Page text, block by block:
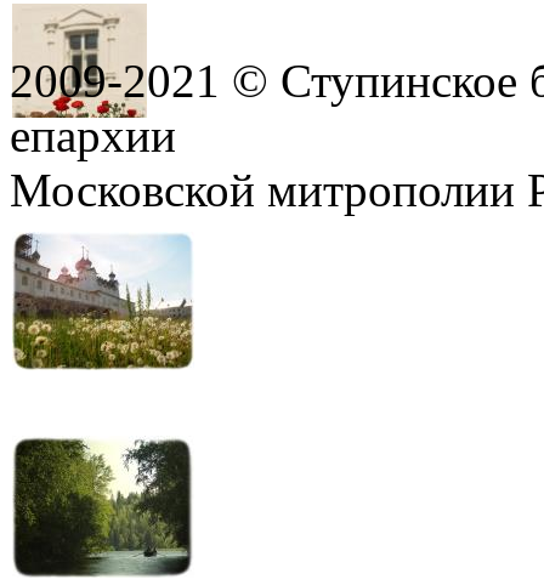
2009-2021 © Ступинское
епархии
Московской митрополии